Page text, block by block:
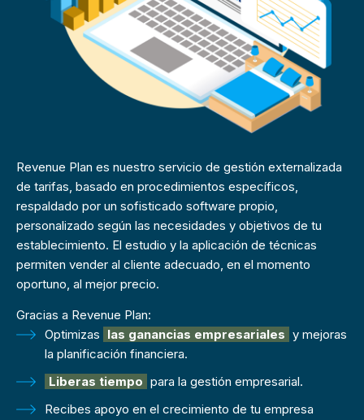
Revenue Plan es nuestro servicio de gestión externalizada
de tarifas, basado en procedimientos específicos,
respaldado por un sofisticado software propio,
personalizado según las necesidades y objetivos de tu
establecimiento. El estudio y la aplicación de técnicas
permiten vender al cliente adecuado, en el momento
oportuno, al mejor precio.
Gracias a Revenue Plan:
Optimizas las ganancias empresariales y mejoras
la planificación financiera.
Liberas tiempo para la gestión empresarial.
Recibes apoyo en el crecimiento de tu empresa